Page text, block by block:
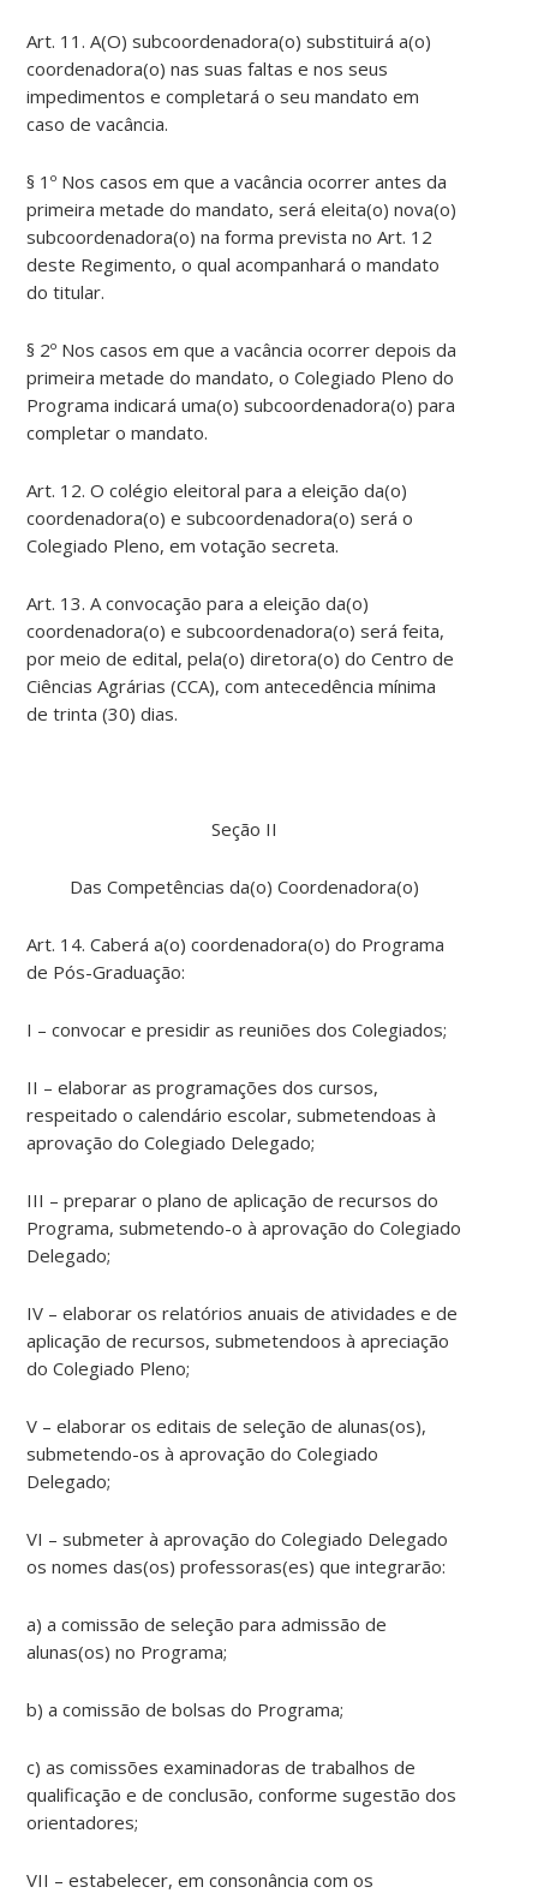
Art. 11. A(O) subcoordenadora(o) substituirá a(o)
coordenadora(o) nas suas faltas e nos seus
impedimentos e completará o seu mandato em
caso de vacância.
§ 1º Nos casos em que a vacância ocorrer antes da
primeira metade do mandato, será eleita(o) nova(o)
subcoordenadora(o) na forma prevista no Art. 12
deste Regimento, o qual acompanhará o mandato
do titular.
§ 2º Nos casos em que a vacância ocorrer depois da
primeira metade do mandato, o Colegiado Pleno do
Programa indicará uma(o) subcoordenadora(o) para
completar o mandato.
Art. 12. O colégio eleitoral para a eleição da(o)
coordenadora(o) e subcoordenadora(o) será o
Colegiado Pleno, em votação secreta.
Art. 13. A convocação para a eleição da(o)
coordenadora(o) e subcoordenadora(o) será feita,
por meio de edital, pela(o) diretora(o) do Centro de
Ciências Agrárias (CCA), com antecedência mínima
de trinta (30) dias.
Seção II
Das Competências da(o) Coordenadora(o)
Art. 14. Caberá a(o) coordenadora(o) do Programa
de Pós-Graduação:
I – convocar e presidir as reuniões dos Colegiados;
II – elaborar as programações dos cursos,
respeitado o calendário escolar, submetendoas à
aprovação do Colegiado Delegado;
III – preparar o plano de aplicação de recursos do
Programa, submetendo-o à aprovação do Colegiado
Delegado;
IV – elaborar os relatórios anuais de atividades e de
aplicação de recursos, submetendoos à apreciação
do Colegiado Pleno;
V – elaborar os editais de seleção de alunas(os),
submetendo-os à aprovação do Colegiado
Delegado;
VI – submeter à aprovação do Colegiado Delegado
os nomes das(os) professoras(es) que integrarão:
a) a comissão de seleção para admissão de
alunas(os) no Programa;
b) a comissão de bolsas do Programa;
c) as comissões examinadoras de trabalhos de
qualificação e de conclusão, conforme sugestão dos
orientadores;
VII – estabelecer, em consonância com os